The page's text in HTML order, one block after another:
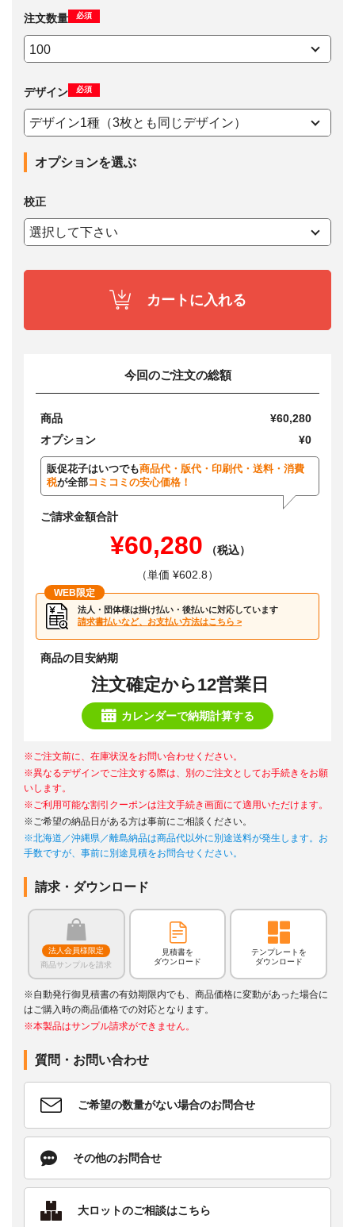
注文数量 必須
デザイン 必須
オプションを選ぶ
校正
カートに入れる
今回のご注文の総額
商品
¥60,280
オプション
¥0
販促花子はいつでも商品代・版代・印刷代・送料・消費
税が全部コミコミの安心価格！
ご請求金額合計
¥60,280
（税込）
（単価 ¥602.8）
WEB限定
法人・団体様は掛け払い・後払いに対応しています
請求書払いなど、お支払い方法はこちら >
商品の目安納期
注文確定から12営業日
カレンダーで納期計算する
※ご注文前に、在庫状況をお問い合わせください。
※異なるデザインでご注文する際は、別のご注文としてお手続きをお願
いします。
※ご利用可能な割引クーポンは注文手続き画面にて適用いただけます。
※ご希望の納品日がある方は事前にご相談ください。
※北海道／沖縄県／離島納品は商品代以外に別途送料が発生します。お
手数ですが、事前に別途見積をお問合せください。
請求・ダウンロード
法人会員様限定
商品サンプルを請求
見積書を
ダウンロード
テンプレートを
ダウンロード
※自動発行御見積書の有効期限内でも、商品価格に変動があった場合に
はご購入時の商品価格での対応となります。
※本製品はサンプル請求ができません。
質問・お問い合わせ
ご希望の数量がない場合のお問合せ
その他のお問合せ
大ロットのご相談はこちら